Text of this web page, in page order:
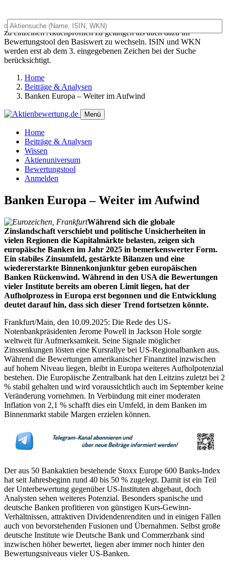
Das Universalsuchfeld dient sowohl als generelles Suchfeld um
zu einzelnen Aktienprofilen zu gelangen als auch dazu im
Bewertungstool den Basiswert zu wechseln. ISIN und WKN
werden erst ab dem 3. eingegebenen Zeichen bei der Suche
berücksichtigt.
Home
Beiträge & Analysen
Banken Europa – Weiter im Aufwind
Menü
Home
Beiträge & Analysen
Wissen
Aktienuniversum
Bewertungstool
Anmelden
Banken Europa – Weiter im Aufwind
Während sich die globale
Zinslandschaft verschiebt und politische Unsicherheiten in
vielen Regionen die Kapitalmärkte belasten, zeigen sich
europäische Banken im Jahr 2025 in bemerkenswerter Form.
Ein stabiles Zinsumfeld, gestärkte Bilanzen und eine
wiedererstarkte Binnenkonjunktur geben europäischen
Banken Rückenwind. Während in den USA die Bewertungen
vieler Institute bereits am oberen Limit liegen, hat der
Aufholprozess in Europa erst begonnen und die Entwicklung
deutet darauf hin, dass sich dieser Trend fortsetzen könnte.
Frankfurt/Main, den 10.09.2025: Die Rede des US-
Notenbankpräsidenten Jerome Powell in Jackson Hole sorgte
weltweit für Aufmerksamkeit. Seine Signale möglicher
Zinssenkungen lösten eine Kursrallye bei US-Regionalbanken aus.
Während die Bewertungen amerikanischer Finanztitel inzwischen
auf hohem Niveau liegen, bleibt in Europa weiteres Aufholpotenzial
bestehen. Die Europäische Zentralbank hat den Leitzins zuletzt bei 2
% stabil gehalten und wird voraussichtlich auch im September keine
Veränderung vornehmen. In Verbindung mit einer moderaten
Inflation von 2,1 % schafft dies ein Umfeld, in dem Banken im
Binnenmarkt stabile Margen erzielen können.
Der aus 50 Bankaktien bestehende Stoxx Europe 600 Banks-Index
hat seit Jahresbeginn rund 40 bis 50 % zugelegt. Damit ist ein Teil
der Unterbewertung gegenüber US-Instituten abgebaut, doch
Analysten sehen weiteres Potenzial. Besonders spanische und
deutsche Banken profitieren von günstigen Kurs-Gewinn-
Verhältnissen, attraktiven Dividendenrenditen und in einigen Fällen
auch von bevorstehenden Fusionen und Übernahmen. Selbst große
deutsche Institute wie Deutsche Bank und Commerzbank sind
inzwischen höher bewertet, liegen aber immer noch hinter den
Bewertungsniveaus vieler US-Banken.